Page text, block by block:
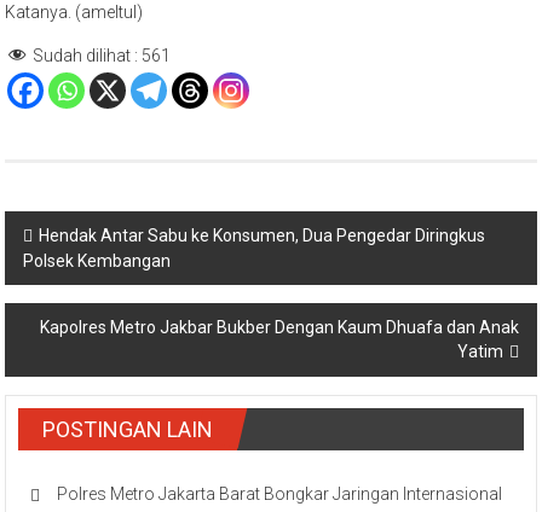
Katanya. (ameltul)
Sudah dilihat : 561
Navigasi
pos
Hendak Antar Sabu ke Konsumen, Dua Pengedar Diringkus
Polsek Kembangan
Kapolres Metro Jakbar Bukber Dengan Kaum Dhuafa dan Anak
Yatim
POSTINGAN LAIN
Polres Metro Jakarta Barat Bongkar Jaringan Internasional